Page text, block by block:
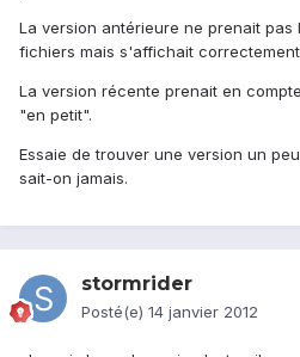
La version antérieure ne prenait pas
fichiers mais s'affichait
La version récente prenait en
"en petit".
Essaie de trouver une version un
sait-on jamais.
stormrider
Posté(e) 14 janvier 2012